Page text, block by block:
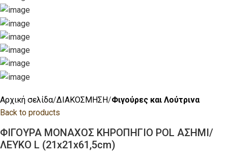
Αρχική σελίδα ΔΙΑΚΟΣΜΗΣΗ Φιγούρες και Λούτρινα
Back to products
ΦΙΓΟΥΡΑ ΜΟΝΑΧΟΣ ΚΗΡΟΠΗΓΙΟ POL ΑΣΗΜΙ/
ΛΕΥΚΟ L (21x21x61,5cm)